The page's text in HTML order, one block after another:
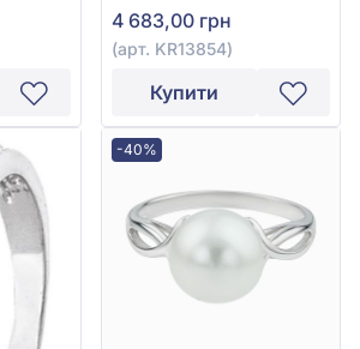
4 683,00 грн
(арт. KR13854)
Купити
-40%